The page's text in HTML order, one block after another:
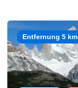
Entfernung 5 km